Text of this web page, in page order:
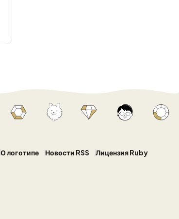
О логотипе Новости RSS Лицензия Ruby